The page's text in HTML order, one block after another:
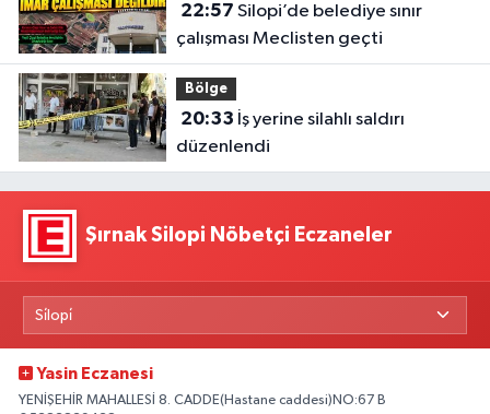
22:57
çalışması Meclisten geçti
Bölge
20:33
düzenlendi
Şırnak Silopi Nöbetçi Eczaneler
Yasin Eczanesi
YENİŞEHİR MAHALLESİ 8. CADDE(Hastane caddesi)NO:67 B